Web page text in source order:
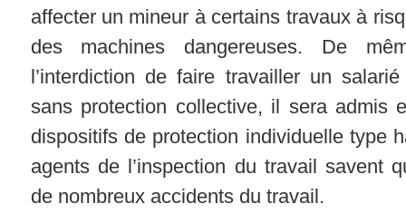
affecter un mineur à certains travaux à
des machines dangereuses. De
l’interdiction de faire travailler un
sans protection collective, il sera admis
dispositifs de protection individuelle type
agents de l’inspection du travail savent
de nombreux accidents du travail.